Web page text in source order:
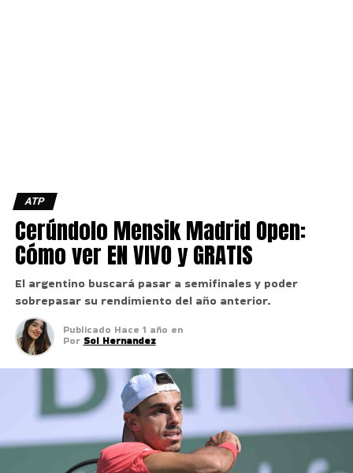
ATP
Cerúndolo Mensik Madrid Open:
Cómo ver EN VIVO y GRATIS
El argentino buscará pasar a semifinales y poder
sobrepasar su rendimiento del año anterior.
Publicado Hace 1 año en
Por Sol Hernandez